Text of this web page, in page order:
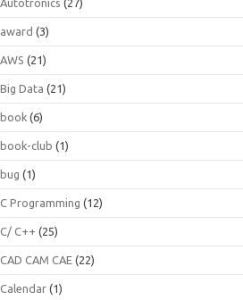
Autotronics (27)
award (3)
AWS (21)
Big Data (21)
book (6)
book-club (1)
bug (1)
C Programming (12)
C/ C++ (25)
CAD CAM CAE (22)
Calendar (1)